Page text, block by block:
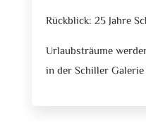
Rückblick: 25 Jahre
Urlaubsträume
in der Schiller